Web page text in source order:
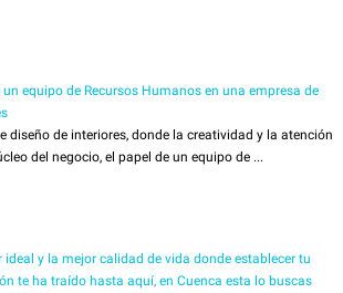
equipo de Recursos Humanos en una empresa de
diseño de interiores, donde la creatividad y la atención
del negocio, el papel de un equipo de ...
ideal y la mejor calidad de vida donde establecer tu
te ha traído hasta aquí, en Cuenca esta lo buscas